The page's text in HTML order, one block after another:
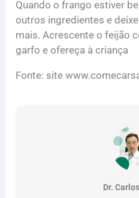
Quando o frango estiver
outros ingredientes e
mais. Acrescente o feijão
garfo e ofereça à criança
Fonte: site
Dr.